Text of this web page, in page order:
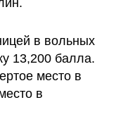
в вольных
13,200 балла.
место в
в